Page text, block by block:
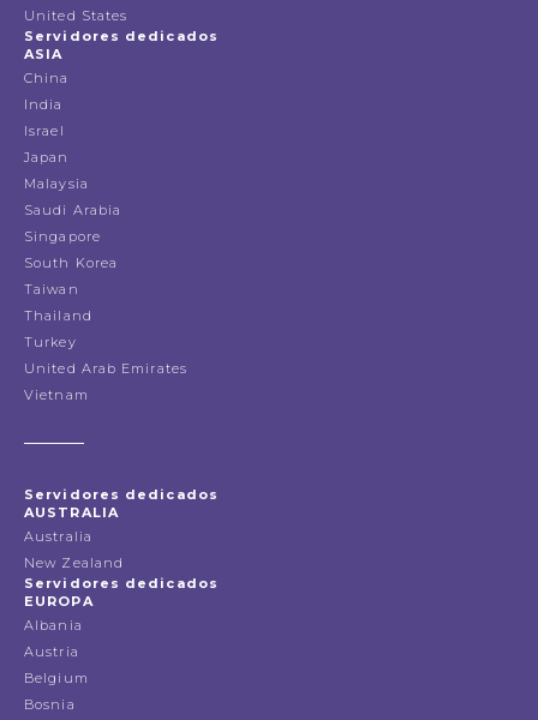
United States
Servidores dedicados
ASIA
China
India
Israel
Japan
Malaysia
Saudi Arabia
Singapore
South Korea
Taiwan
Thailand
Turkey
United Arab Emirates
Vietnam
Servidores dedicados
AUSTRALIA
Australia
New Zealand
Servidores dedicados
EUROPA
Albania
Austria
Belgium
Bosnia